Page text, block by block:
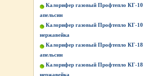
Калорифер газовый Профтепло КГ-10
апельсин
Калорифер газовый Профтепло КГ-10
нержавейка
Калорифер газовый Профтепло КГ-18
апельсин
Калорифер газовый Профтепло КГ-18
нержавейка